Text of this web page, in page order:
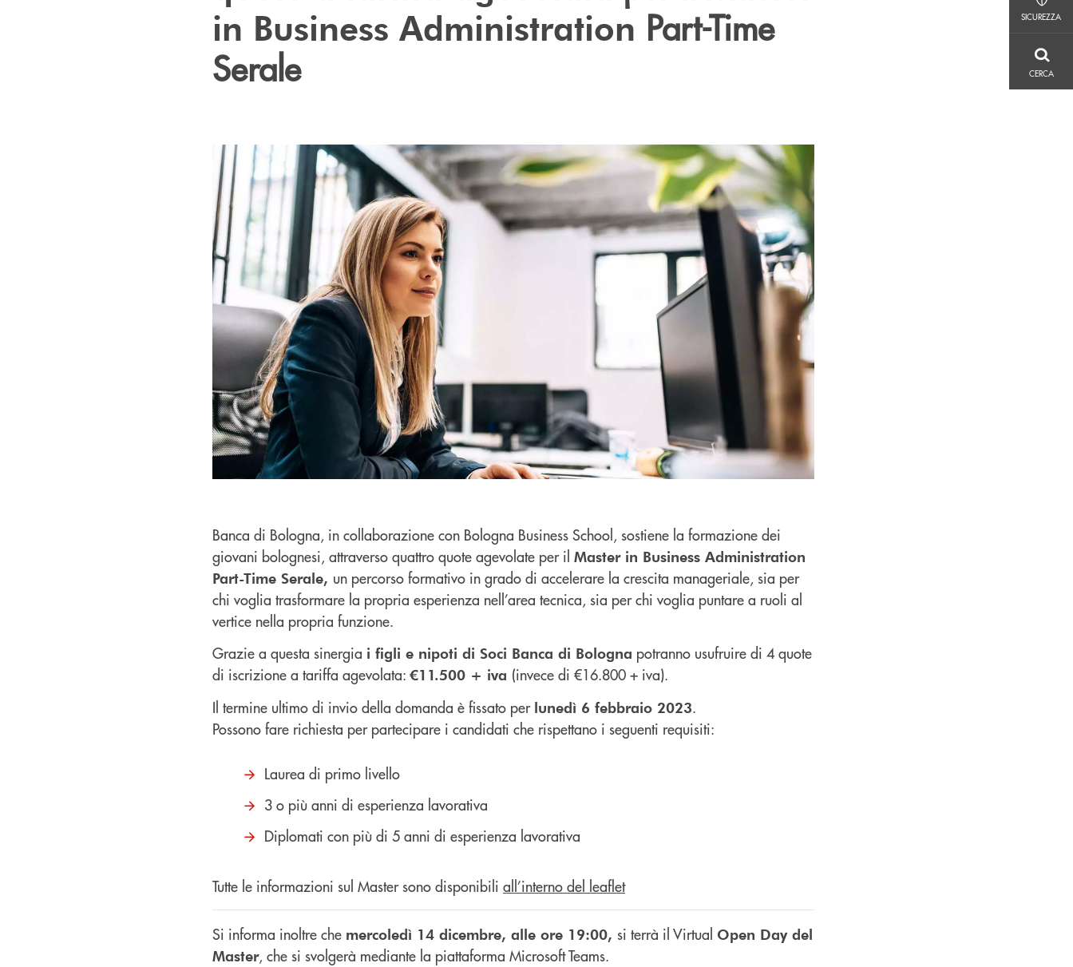
SICUREZZA
CERCA
in Business Administration Part-Time
Serale
Banca di Bologna, in collaborazione con Bologna Business School, sostiene la formazione dei
giovani bolognesi, attraverso quattro quote agevolate per il Master in Business Administration
Part-Time Serale, un percorso formativo in grado di accelerare la crescita manageriale, sia per
chi voglia trasformare la propria esperienza nell’area tecnica, sia per chi voglia puntare a ruoli al
vertice nella propria funzione.
Grazie a questa sinergia i figli e nipoti di Soci Banca di Bologna potranno usufruire di 4 quote
di iscrizione a tariffa agevolata: €11.500 + iva (invece di €16.800 + iva).
Il termine ultimo di invio della domanda è fissato per lunedì 6 febbraio 2023.
Possono fare richiesta per partecipare i candidati che rispettano i seguenti requisiti:
Laurea di primo livello
3 o più anni di esperienza lavorativa
Diplomati con più di 5 anni di esperienza lavorativa
Tutte le informazioni sul Master sono disponibili all’interno del leaflet
Si informa inoltre che mercoledì 14 dicembre, alle ore 19:00, si terrà il Virtual Open Day del
Master, che si svolgerà mediante la piattaforma Microsoft Teams.